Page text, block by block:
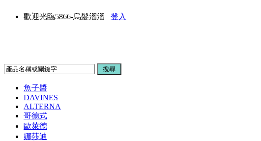
歡迎光臨5866-烏髮溜溜 登入
魚子醬
DAVINES
ALTERNA
哥德式
歐萊德
娜莎迪